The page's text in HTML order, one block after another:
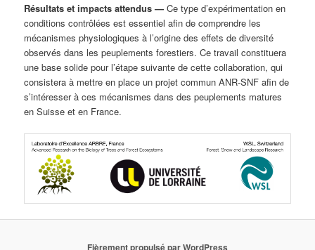
Résultats et impacts attendus —Ce type d’expérimentation en
conditions contrôlées est essentiel afin de comprendre les
mécanismes physiologiques à l’origine des effets de diversité
observés dans les peuplements forestiers. Ce travail constituera
une base solide pour l’étape suivante de cette collaboration, qui
consistera à mettre en place un projet commun ANR-SNF afin de
s’intéresser à ces mécanismes dans des peuplements matures
en Suisse et en France.
Fièrement propulsé par WordPress